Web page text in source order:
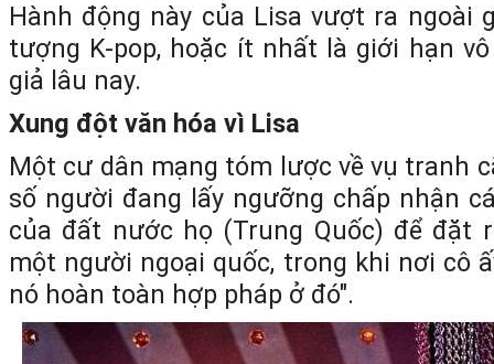
Hành động này của Lisa vượt ra ngoài
tượng K-pop, hoặc ít nhất là giới hạn
giả lâu nay.
Xung đột văn hóa vì Lisa
Một cư dân mạng tóm lược về vụ tranh
số người đang lấy ngưỡng chấp nhận
của đất nước họ (Trung Quốc) để đặt
một người ngoại quốc, trong khi nơi cô
nó hoàn toàn hợp pháp ở đó".